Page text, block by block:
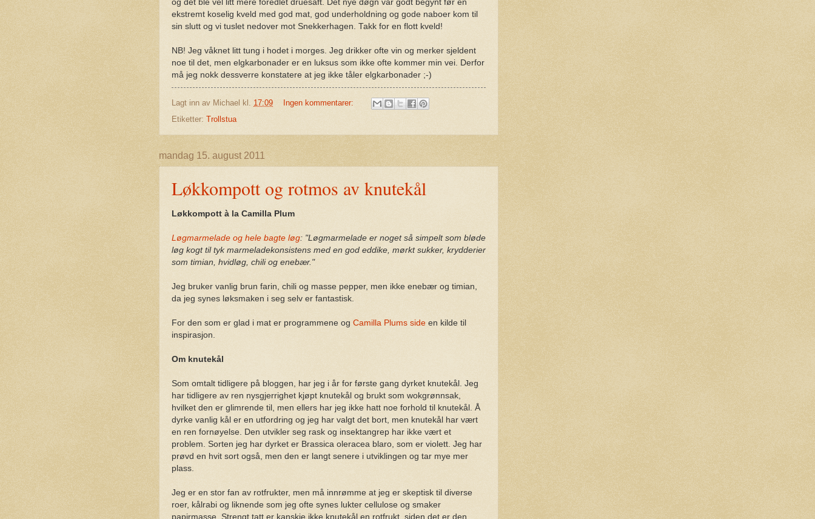
og det ble vel litt mere foredlet druesaft. Det nye døgn var godt begynt før en
ekstremt koselig kveld med god mat, god underholdning og gode naboer kom til
sin slutt og vi tuslet nedover mot Snekkerhagen. Takk for en flott kveld!
NB! Jeg våknet litt tung i hodet i morges. Jeg drikker ofte vin og merker sjeldent
noe til det, men elgkarbonader er en luksus som ikke ofte kommer min vei. Derfor
må jeg nokk dessverre konstatere at jeg ikke tåler elgkarbonader ;-)
Lagt inn av Michael kl. 17:09
Ingen kommentarer:
Etiketter: Trollstua
mandag 15. august 2011
Løkkompott og rotmos av knutekål
Løkkompott à la Camilla Plum
Løgmarmelade og hele bagte løg: "Løgmarmelade er noget så simpelt som bløde
løg kogt til tyk marmeladekonsistens med en god eddike, mørkt sukker, krydderier
som timian, hvidløg, chili og enebær."
Jeg bruker vanlig brun farin, chili og masse pepper, men ikke enebær og timian,
da jeg synes løksmaken i seg selv er fantastisk.
For den som er glad i mat er programmene og Camilla Plums side en kilde til
inspirasjon.
Om knutekål
Som omtalt tidligere på bloggen, har jeg i år for første gang dyrket knutekål. Jeg
har tidligere av ren nysgjerrighet kjøpt knutekål og brukt som wokgrønnsak,
hvilket den er glimrende til, men ellers har jeg ikke hatt noe forhold til knutekål. Å
dyrke vanlig kål er en utfordring og jeg har valgt det bort, men knutekål har vært
en ren fornøyelse. Den utvikler seg rask og insektangrep har ikke vært et
problem. Sorten jeg har dyrket er Brassica oleracea blaro, som er violett. Jeg har
prøvd en hvit sort også, men den er langt senere i utviklingen og tar mye mer
plass.
Jeg er en stor fan av rotfrukter, men må innrømme at jeg er skeptisk til diverse
roer, kålrabi og liknende som jeg ofte synes lukter cellulose og smaker
papirmasse. Strengt tatt er kanskje ikke knutekål en rotfrukt, siden det er den